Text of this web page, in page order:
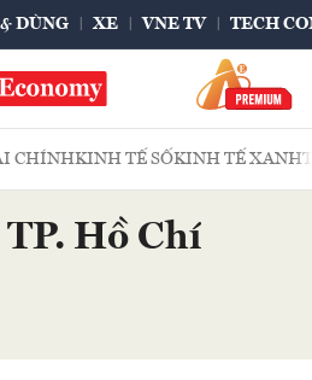
DÙNG XE VNE TV TECH
CHÍNHKINH TẾ SỐKINH TẾ XANH
TP. Hồ Chí